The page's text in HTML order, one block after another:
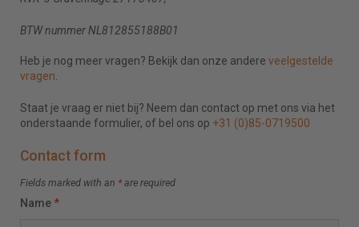
BTW nummer NL812855188B01
Heb je nog meer vragen? Bekijk dan onze andere veelgestelde
vragen.
Staat je vraag er niet bij? Neem dan contact op met ons via het
onderstaande formulier, of bel ons op +31 (0)85-0719500
Contact form
Fields marked with an *are required
Name *